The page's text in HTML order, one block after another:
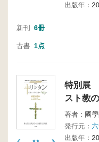
出版年：
新刊 6冊
古書 1点
特別展
スト教
著者：
発行元：
出版年：